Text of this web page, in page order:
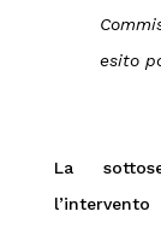
esito
La